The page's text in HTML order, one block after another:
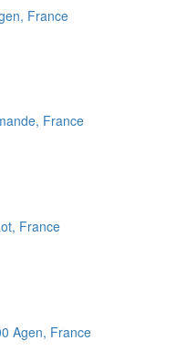
France
France
France
Agen, France